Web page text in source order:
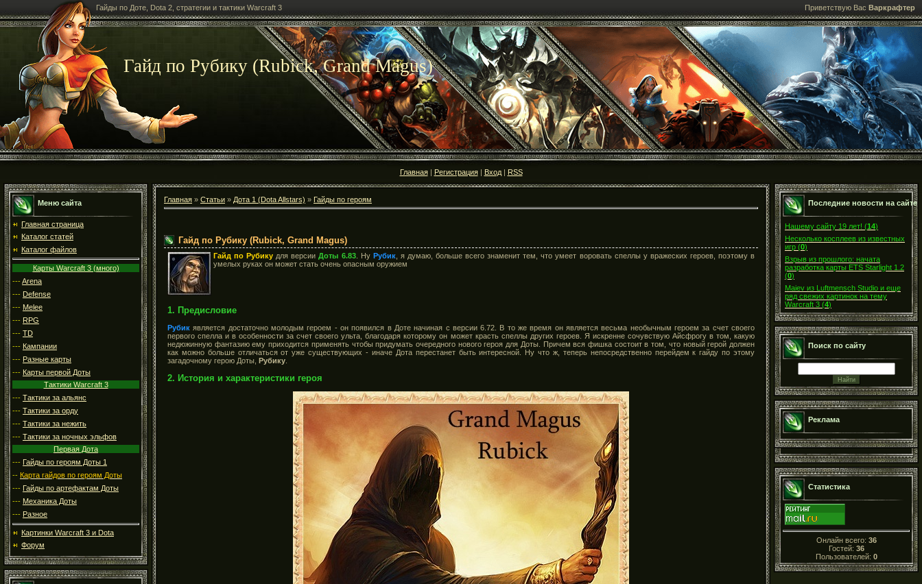
Гайды по Доте, Dota 2, стратегии и тактики Warcraft 3 Приветствую Вас Варкрафтер
Гайд по Рубику (Rubick, Grand Magus)
Главная| Регистрация| Вход| RSS
Меню сайта
Главная страница
Каталог статей
Каталог файлов
Карты Warcraft 3 (много)
---Arena
--- Defense
--- Melee
--- RPG
--- TD
--- Кампании
--- Разные карты
--- Карты первой Доты
Тактики Warcraft 3
--- Тактики за альянс
--- Тактики за орду
--- Тактики за нежить
--- Тактики за ночных эльфов
Первая Дота
--- Гайды по героям Доты 1
-- Карта гайдов по героям Доты
--- Гайды по артефактам Доты
--- Механика Доты
--- Разное
Картинки Warcraft 3 и Dota
Форум
Главная » Статьи » Дота 1 (Dota Allstars) » Гайды по героям
Гайд по Рубику (Rubick, Grand Magus)
Гайд по Рубику для версииДоты 6.83. Ну Рубик, я думаю, больше всего знаменит тем, что умеет воровать спеллы у вражеских героев, поэтому в
умелых руках он может стать очень опасным оружием
1. Предисловие
Рубикявляется достаточно молодым героем - он появился в Доте начиная с версии 6.72. В то же время он является весьма необычным героем за счет своего
первого спелла и в особенности за счет своего ульта, благодаря которому он может красть спеллы других героев. Я искренне сочувствую Айсфрогу в том, какую
недюжинную фантазию ему приходится применять чтобы придумать очередного нового героя для Доты. Причем вся фишка состоит в том, что новый герой должен
как можно больше отличаться от уже существующих - иначе Дота перестанет быть интересной. Ну что ж, теперь непосредственно перейдем к гайду по этому
загадочному герою Доты, Рубику
2. История и характеристики героя
Последние новости на сайте
Нашему сайту 19 лет! (14)
Несколько косплеев из известных
игр (0)
Взрыв из прошлого: начата
разработка карты ETS Starlight 1.2
(0)
Maiev из Luftmensch Studio и еще
ряд свежих картинок на тему
Warcraft 3 (4)
Поиск по сайту
Реклама
Статистика
Онлайн всего: 36
Гостей: 36
Пользователей: 0